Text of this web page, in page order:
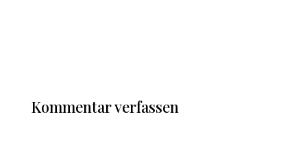
Kommentar verfassen